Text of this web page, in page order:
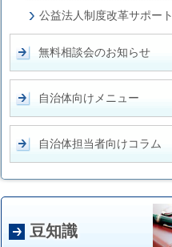
公益法人制度改革サポート
無料相談会のお知らせ
自治体向けメニュー
自治体担当者向けコラム
豆知識